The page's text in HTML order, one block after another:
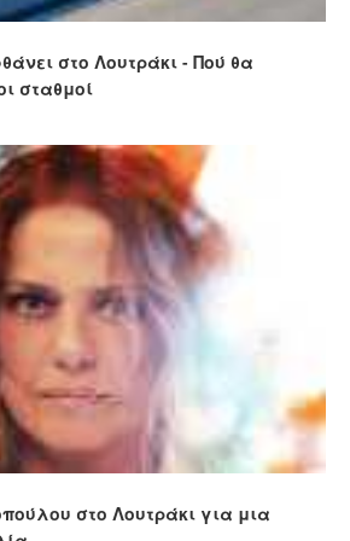
στο Λουτράκι - Πού θα
σταθμοί
στο Λουτράκι για μια